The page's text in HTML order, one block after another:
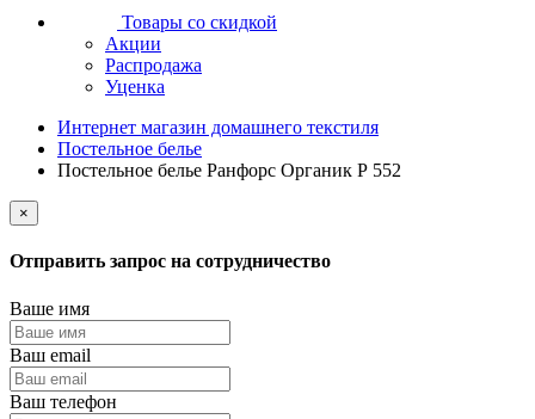
Товары со скидкой
Акции
Распродажа
Уценка
Интернет магазин домашнего текстиля
Постельное белье
Постельное белье Ранфорс Органик Р 552
×
Отправить запрос на сотрудничество
Ваше имя
Ваш email
Ваш телефон